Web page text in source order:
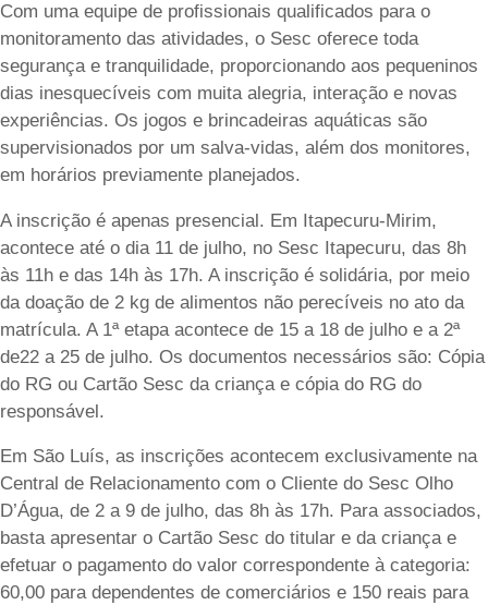
Com uma equipe de profissionais qualificados para o
monitoramento das atividades, o Sesc oferece toda
segurança e tranquilidade, proporcionando aos pequeninos
dias inesquecíveis com muita alegria, interação e novas
experiências. Os jogos e brincadeiras aquáticas são
supervisionados por um salva-vidas, além dos monitores,
em horários previamente planejados.
A inscrição é apenas presencial. Em Itapecuru-Mirim,
acontece até o dia 11 de julho, no Sesc Itapecuru, das 8h
às 11h e das 14h às 17h. A inscrição é solidária, por meio
da doação de 2 kg de alimentos não perecíveis no ato da
matrícula. A 1ª etapa acontece de 15 a 18 de julho e a 2ª
de22 a 25 de julho. Os documentos necessários são: Cópia
do RG ou Cartão Sesc da criança e cópia do RG do
responsável.
Em São Luís, as inscrições acontecem exclusivamente na
Central de Relacionamento com o Cliente do Sesc Olho
D’Água, de 2 a 9 de julho, das 8h às 17h. Para associados,
basta apresentar o Cartão Sesc do titular e da criança e
efetuar o pagamento do valor correspondente à categoria:
60,00 para dependentes de comerciários e 150 reais para